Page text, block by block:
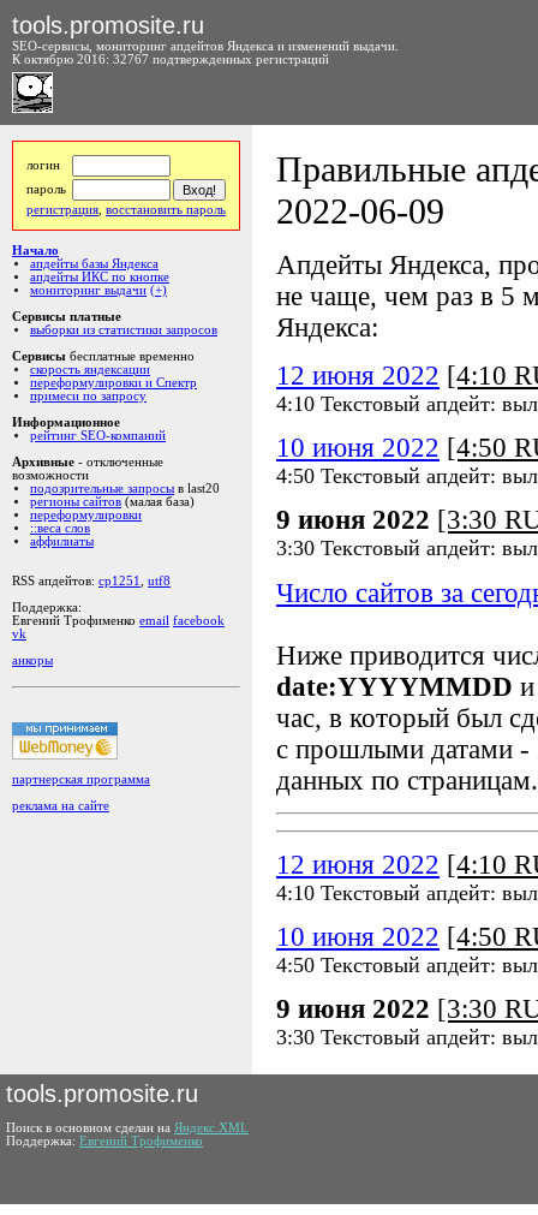
tools.promosite.ru
SEO-сервисы, мониторинг апдейтов Яндекса и изменений выдачи.
К октябрю 2016: 32767 подтвержденных регистраций
логин
пароль
регистрация восстановить пароль
Начало
апдейты базы Яндекса
апдейты ИКС по кнопке
мониторинг выдачи (+)
Сервисы платные
выборки из статистики запросов
Сервисы бесплатные временно
скорость яндексации
переформулировки и Спектр
примеси по запросу
Информационное
рейтинг SEO-компаний
Архивные - отключенные
возможности
подозрительные запросы в last20
регионы сайтов (малая база)
переформулировки
::веса слов
аффилиаты
RSS апдейтов: cp1251
utf8
Поддержка:
Евгений Трофименко email facebook
vk
анкоры
партнерская программа
реклама на сайте
Правильные
2022-06-09
Апдейты Яндекса,
не чаще, чем раз в 5
Яндекса:
12 июня 2022 [4:10
4:10 Текстовый апдейт:
10 июня 2022 [4:50
4:50 Текстовый апдейт:
9 июня 2022 [3:30
3:30 Текстовый апдейт:
Число сайтов за
Ниже приводится
date:YYYYMMDD
час, в который был
с прошлыми датами -
данных по страницам.
12 июня 2022 [4:10
4:10 Текстовый апдейт:
10 июня 2022 [4:50
4:50 Текстовый апдейт:
9 июня 2022 [3:30
3:30 Текстовый апдейт:
tools.promosite.ru
Поиск в основном сделан на Яндекс.XML
Поддержка: Евгений Трофименко